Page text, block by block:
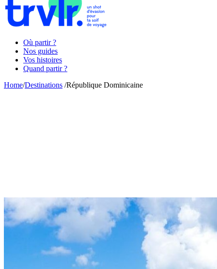
Où partir ?
Nos guides
Vos histoires
Quand partir ?
Home/Destinations /République Dominicaine